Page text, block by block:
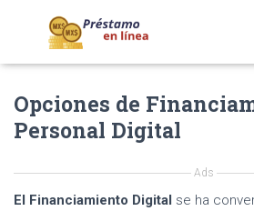
Opciones de
Personal Digital
Ads
El Financiamiento Digital se ha